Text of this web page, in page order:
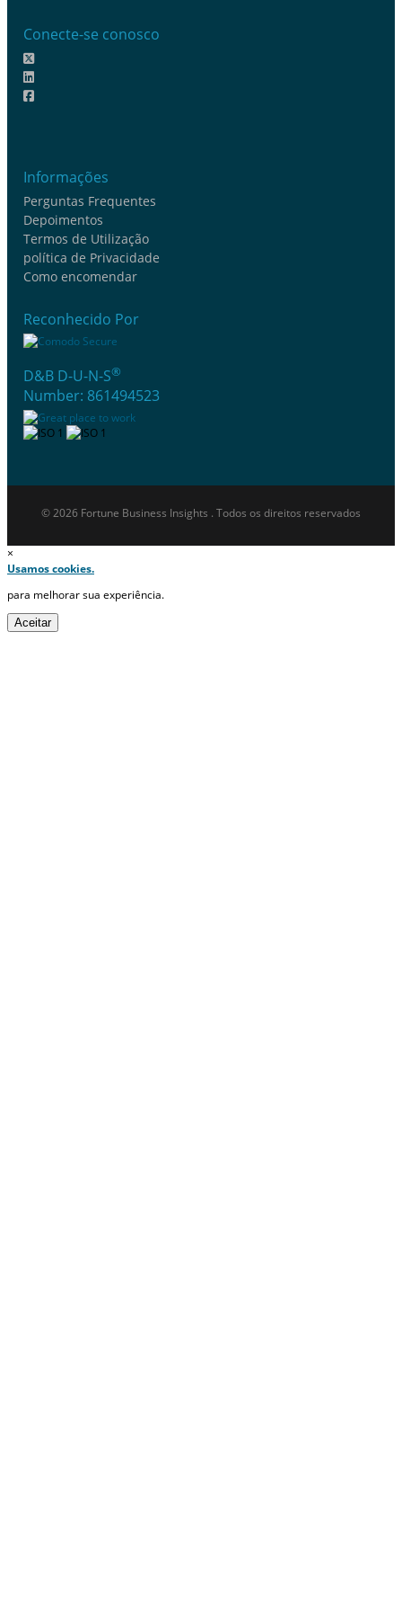
Conecte-se conosco
Informações
Perguntas Frequentes
Depoimentos
Termos de Utilização
política de Privacidade
Como encomendar
Reconhecido Por
D&B D-U-N-S®
Number: 861494523
© 2026 Fortune Business Insights . Todos os direitos reservados
×
Usamos cookies.
para melhorar sua experiência.
Aceitar